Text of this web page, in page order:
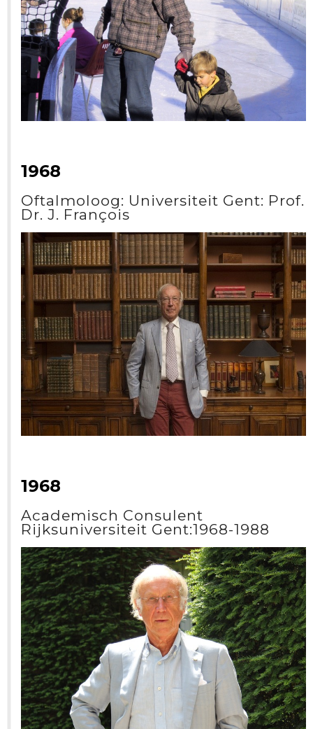
1968
Oftalmoloog: Universiteit Gent: Prof.
Dr. J. François
1968
Academisch Consulent
Rijksuniversiteit Gent:1968-1988